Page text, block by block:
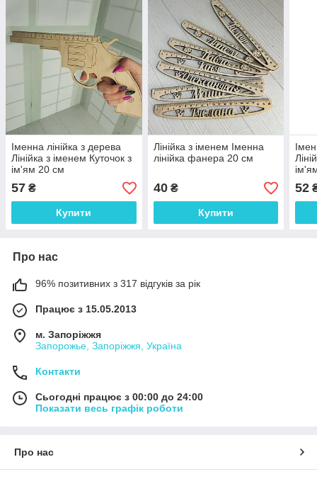
Іменна лінійка з дерева
Лінійка з іменем Куточок з
ім'ям 20 см
57 ₴
Купити
Лінійка з іменем Іменна
лінійка фанера 20 см
40₴
Купити
52
Про нас
96% позитивних з 317 відгуків за рік
Працює з 15.05.2013
м. Запоріжжя
Запорожье, Запоріжжя, Україна
Контакти
Сьогодні працює з 00:00 до 24:00
Показати весь графік роботи
Про нас